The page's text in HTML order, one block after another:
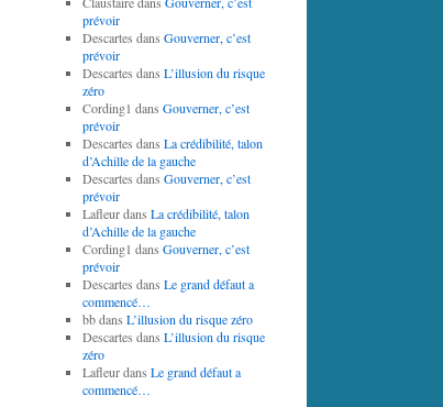
prévoir
Descartes dans Gouverner, c’est
prévoir
Descartes dans L’illusion du risque
zéro
Cording1 dans Gouverner, c’est
prévoir
Descartes dans La crédibilité, talon
d’Achille de la gauche
Descartes dans Gouverner, c’est
prévoir
Lafleurdans La crédibilité, talon
d’Achille de la gauche
Cording1 dans Gouverner, c’est
prévoir
Descartes dans Le grand défaut a
commencé…
bbdans L’illusion du risque zéro
Descartes dans L’illusion du risque
zéro
Lafleurdans Le grand défaut a
commencé…